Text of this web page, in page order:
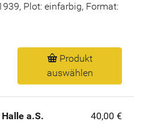
Plot: einfarbig, Format:
Produkt
auswählen
a.S. 40,00 €